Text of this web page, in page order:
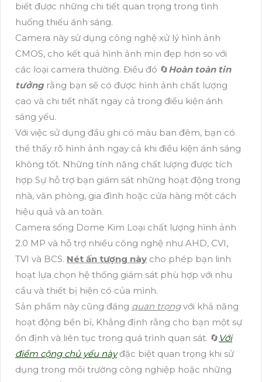
biết được những chi tiết quan trọng trong tình
huống thiếu ánh sáng.
Camera này sử dụng công nghệ xử lý hình ảnh
CMOS, cho kết quả hình ảnh mịn đẹp hơn so với
các loại camera thường. Điều đó 🔄Hoàn toàn tin
tưởngrằng bạn sẽ có được hình ảnh chất lượng
cao và chi tiết nhất ngay cả trong điều kiện ánh
sáng yếu.
Với việc sử dụng đầu ghi có màu ban đêm, bạn có
thể thấy rõ hình ảnh ngay cả khi điều kiện ánh sáng
không tốt. Những tính năng chất lượng được tích
hợp Sự hỗ trợ bạn giám sát những hoạt động trong
nhà, văn phòng, gia đình hoặc cửa hàng một cách
hiệu quả và an toàn.
Camera sống Dome Kim Loại chất lượng hình ảnh
2.0 MP và hỗ trợ nhiều công nghệ như AHD, CVI,
TVI và BCS. Nét ấn tượng này cho phép bạn linh
hoạt lựa chọn hệ thống giám sát phù hợp với nhu
cầu và thiết bị hiện có của mình.
Sản phẩm này cũng đáng quan trọngvới khả năng
hoạt động bền bỉ, Khẳng định rằng cho bạn một sự
ổn định và liên tục trong quá trình quan sát. 🔄 Với
điểm cộng chủ yếu nàyđặc biệt quan trọng khi sử
dụng trong môi trường công nghiệp hoặc những